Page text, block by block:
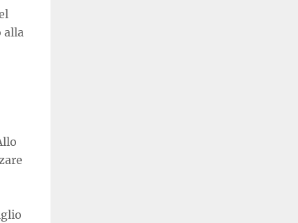
alla